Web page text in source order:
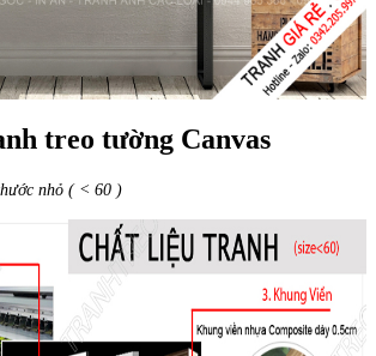
treo tường Canvas
nhỏ ( < 60 )